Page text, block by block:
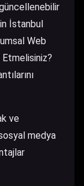
İstanbul
Web
Etmelisiniz?
ve
medya